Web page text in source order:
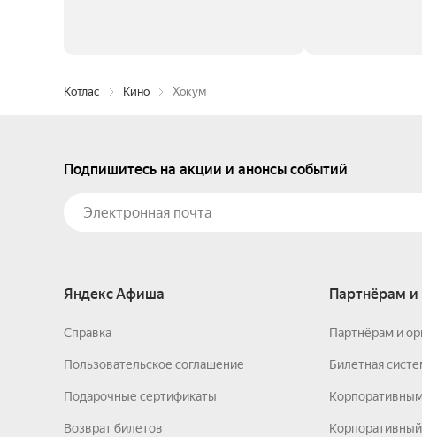
Котлас Кино Хокум
Подпишитесь на акции и анонсы событий
Яндекс Афиша
Справка
Пользовательское соглашение
Подарочные сертификаты
Возврат билетов
Партнёрам и
Партнёрам и
Билетная